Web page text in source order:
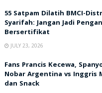
55 Satpam Dilatih BMCI-
Syarifah: Jangan Jadi
Bersertifikat
JULY 23, 2026
Fans Prancis Kecewa,
Nobar Argentina vs Inggris
dan Snack